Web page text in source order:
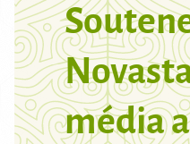
média